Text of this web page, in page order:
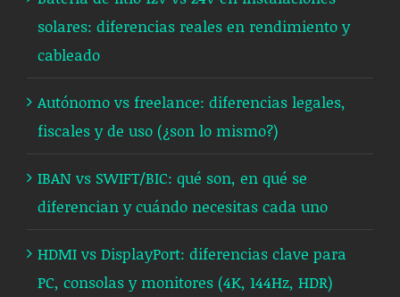
solares: diferencias reales en rendimiento y
cableado
Autónomo vs freelance: diferencias legales,
fiscales y de uso (¿son lo mismo?)
IBAN vs SWIFT/BIC: qué son, en qué se
diferencian y cuándo necesitas cada uno
HDMI vs DisplayPort: diferencias clave para
PC, consolas y monitores (4K, 144Hz, HDR)